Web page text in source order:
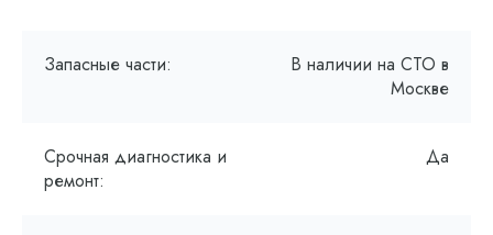
Запасные части:
В наличии на СТО в
Москве
Срочная диагностика и
ремонт:
Да